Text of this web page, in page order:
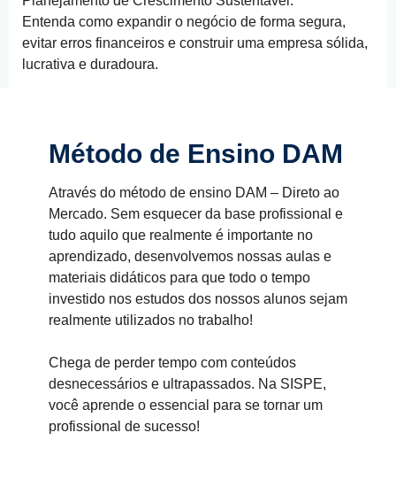
Entenda como expandir o negócio de forma segura,
evitar erros financeiros e construir uma empresa sólida,
lucrativa e duradoura.
Método de Ensino DAM
Através do método de ensino DAM – Direto ao
Mercado. Sem esquecer da base profissional e
tudo aquilo que realmente é importante no
aprendizado, desenvolvemos nossas aulas e
materiais didáticos para que todo o tempo
investido nos estudos dos nossos alunos sejam
realmente utilizados no trabalho!
Chega de perder tempo com conteúdos
desnecessários e ultrapassados. Na SISPE,
você aprende o essencial para se tornar um
profissional de sucesso!